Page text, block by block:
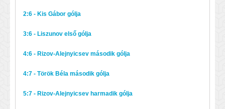
2:6 - Kis Gábor gólja
3:6 - Liszunov első gólja
4:6 - Rizov-Alejnyicsev második gólja
4:7 - Török Béla második gólja
5:7 - Rizov-Alejnyicsev harmadik gólja